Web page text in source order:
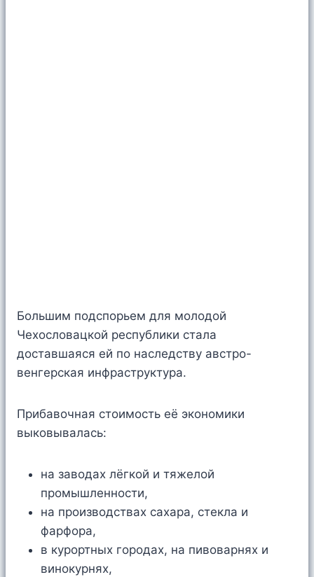
Большим подспорьем для молодой
Чехословацкой республики стала
доставшаяся ей по наследству австро-
венгерская инфраструктура.
Прибавочная стоимость её экономики
выковывалась:
на заводах лёгкой и тяжелой
промышленности,
на производствах сахара, стекла и
фарфора,
в курортных городах, на пивоварнях и
винокурнях,